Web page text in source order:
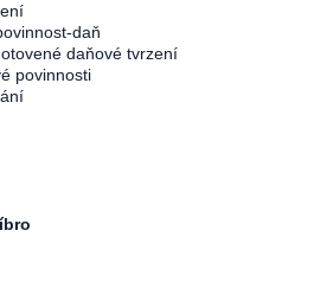
daň
daňové tvrzení
povinnosti